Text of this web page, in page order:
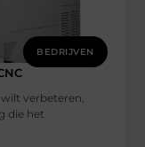
BEDRIJVEN
verbeteren,
die het